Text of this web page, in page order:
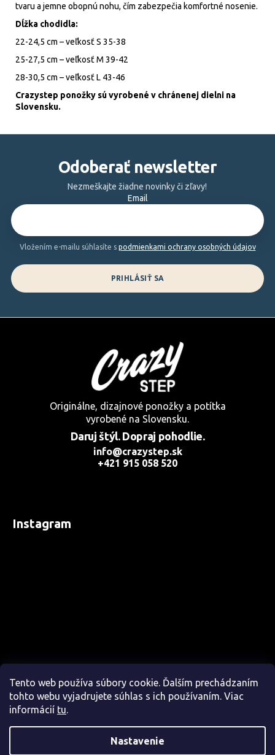
Tento web používa súbory cookie. Ďalším prechádzaním
tohto webu vyjadrujete súhlas s ich používaním. Viac
informácií tu.
Nastavenie
tvaru a jemne obopnú nohu, čím zabezpečia komfortné nosenie.
Dĺžka chodidla:
22-24,5 cm – veľkosť S 35-38
25-27,5 cm – veľkosť M 39-42
28-30,5 cm – veľkosť L 43-46
Crazystep ponožky sú vyrobené v chránenej dielni na
Slovensku.
Odoberať newsletter
Nezmeškajte žiadne novinky či zľavy!
Email
Vložením e-mailu súhlasíte s podmienkami ochrany osobných údajov
PRIHLÁSIŤ SA
Originálne, dizajnové ponožky a potítka
vyrobené na Slovensku.
Daruj štýl. Dopraj pohodlie.
info@crazystep.sk
+421 915 058 520
Instagram
Sledovať na Instagrame